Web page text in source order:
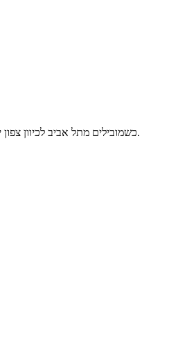
כשמובילים מתל אביב לכיוון צפון יש 2 אפשרויות עיקריות, ומשך הנסיעה בין שתיהן הוא די זהה – בסביבות שעה עד שעה ו-40 בשעות שבהן הכבישים פנויים, או שעה וחצי עד 3 שעות בשעות העומס.